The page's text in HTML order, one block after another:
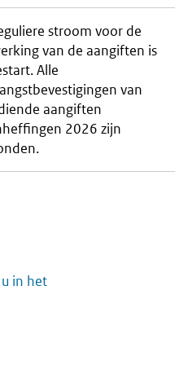
stroom voor de
van de aangiften is
Alle
van
aangiften
2026 zijn
in het